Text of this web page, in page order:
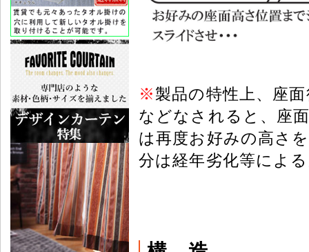
※製品の特性上、座
などなされると、座
は再度お好みの高さ
分は経年劣化等によ